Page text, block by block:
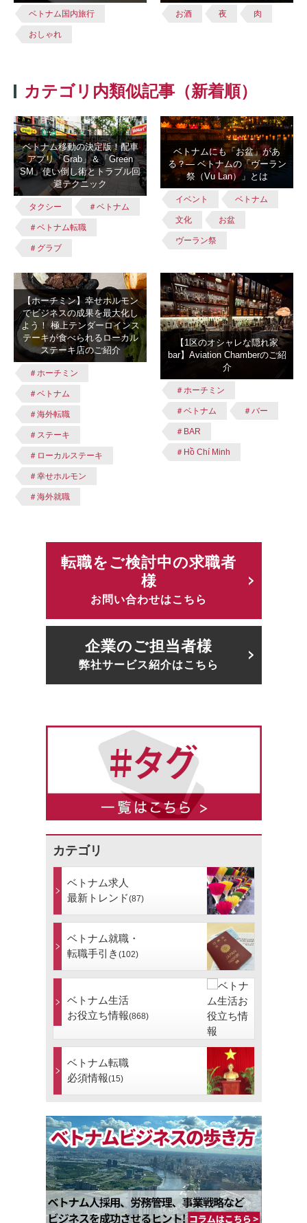
ベトナム国内旅行
おしゃれ
お酒 夜 肉
カテゴリ内類似記事（新着順）
ベトナム移動の決定版！配車
アプリ「Grab」＆「Green
SM」使い倒し術とトラブル回
避テクニック
タクシー ＃ベトナム
＃ベトナム転職
＃グラブ
ベトナムにも「お盆」があ
る？― ベトナムの「ヴーラン
祭（Vu Lan）」とは
イベント ベトナム
文化 お盆
ヴーラン祭
【ホーチミン】幸せホルモン
でビジネスの成果を最大化し
よう！ 極上テンダーロインス
テーキが食べられるローカル
ステーキ店のご紹介
＃ホーチミン
＃ベトナム
＃海外転職
＃ステーキ
＃ローカルステーキ
＃幸せホルモン
＃海外就職
【1区のオシャレな隠れ家
bar】Aviation Chamberのご紹
介
＃ホーチミン
＃ベトナム ＃バー
＃BAR
＃Hồ Chí Minh
転職をご検討中の求職者
様
お問い合わせはこちら
企業のご担当者様
弊社サービス紹介はこちら
カテゴリ
ベトナム求人
最新トレンド(87)
ベトナム就職・
転職手引き (102)
ベトナム生活
お役立ち情報(868)
ベトナム転職
必須情報(15)